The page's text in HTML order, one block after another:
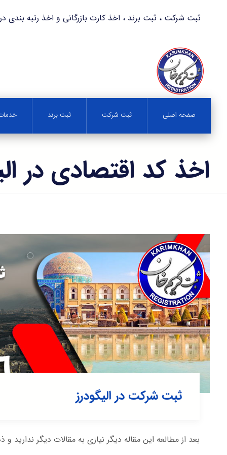
ثبت شرکت ، ثبت برند ، اخذ کارت بازرگانی و اخذ رتبه بندی در کمترین
صفحه اصلی ثبت شرکت ثبت برند
اخذ کد اقتصادی در
ثبت شرکت در اليگودرز
بعد از مطالعه این مقاله دیگر نیازی به مقالات دیگر ندارید